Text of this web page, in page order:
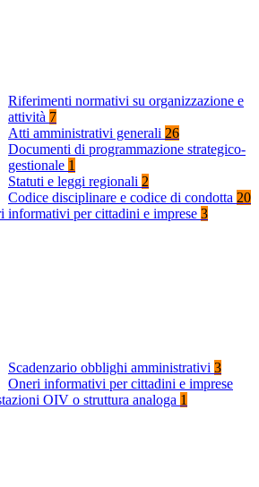
Riferimenti normativi su organizzazione e
attività 7
Atti amministrativi generali 26
Documenti di programmazione strategico-
gestionale 1
Statuti e leggi regionali 2
Codice disciplinare e codice di condotta 20
informativi per cittadini e imprese 3
Scadenzario obblighi amministrativi 3
Oneri informativi per cittadini e imprese
OIV o struttura analoga 1